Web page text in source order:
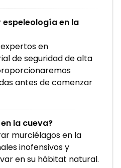
espeleología en la
en
de seguridad de alta
antes de comenzar
la cueva?
murciélagos en la
inofensivos y
en su hábitat natural.